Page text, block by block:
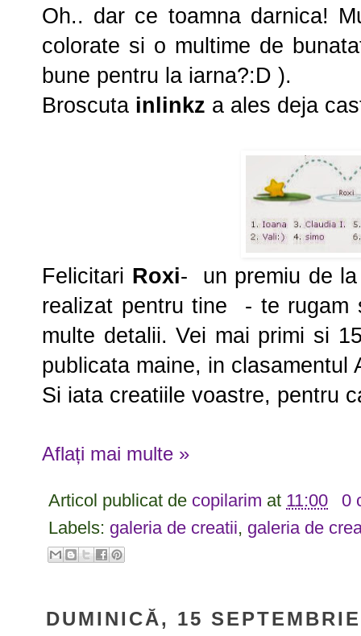
Oh.. dar ce toamna darnica!
colorate si o multime de
bune pentru la iarna?:D ).
Broscuta inlinkz a ales deja
Felicitari Roxi- un premiu de
realizat pentru tine - te rugam
multe detalii. Vei mai primi si
publicata maine, in clasamentul
Si iata creatiile voastre, pentru
Aflați mai multe »
Articol publicat de copilarim at 11:00
0
Labels: galeria de creatii, galeria de
DUMINICĂ, 15